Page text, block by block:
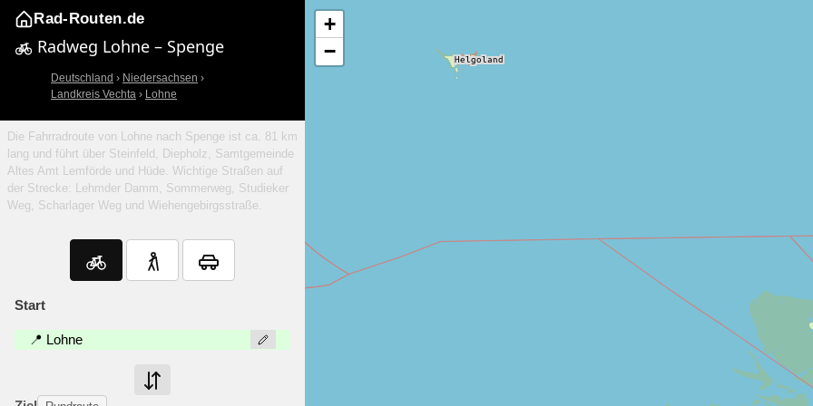
Rad-Routen.de
Radweg Lohne – Spenge
Deutschland › Niedersachsen ›
Landkreis Vechta › Lohne
Die Fahrradroute von Lohne nach Spenge ist ca. 81 km
lang und führt über Steinfeld, Diepholz, Samtgemeinde
Altes Amt Lemförde und Hüde. Wichtige Straßen auf
der Strecke: Lehmder Damm, Sommerweg, Studieker
Weg, Scharlager Weg und Wiehengebirgsstraße.
Start
📍 Lohne
+
−